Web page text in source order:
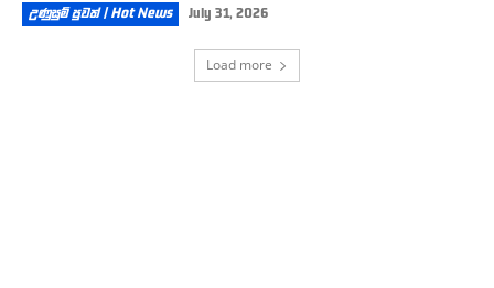
උණුසුම් පුවත් | Hot News July 31, 2026
Load more